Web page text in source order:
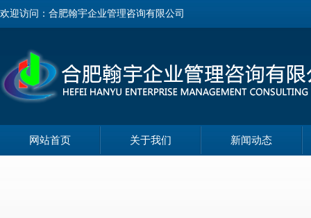
欢迎访问：合肥翰宇企业管理咨询有限公司
网站首页 关于我们 新闻动态